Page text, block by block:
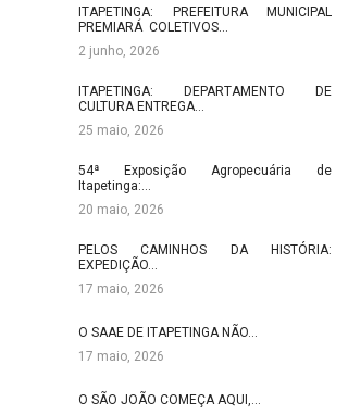
ITAPETINGA: PREFEITURA MUNICIPAL
PREMIARÁ COLETIVOS…
2 junho, 2026
ITAPETINGA: DEPARTAMENTO DE
CULTURA ENTREGA…
25 maio, 2026
54ª Exposição Agropecuária de
Itapetinga:…
20 maio, 2026
PELOS CAMINHOS DA HISTÓRIA:
EXPEDIÇÃO…
17 maio, 2026
O SAAE DE ITAPETINGA NÃO…
17 maio, 2026
O SÃO JOÃO COMEÇA AQUI,…